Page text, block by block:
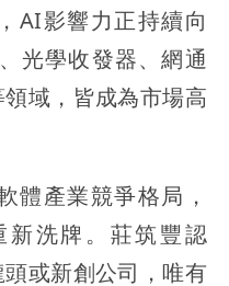
AI影響力正持續向
光學收發器、網通
域，皆成為市場高
體產業競爭格局，
新洗牌。莊筑豐認
或新創公司，唯有